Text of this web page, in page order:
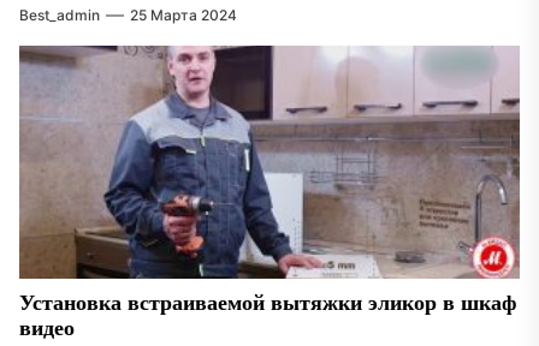
Best_admin 25 Марта 2024
Установка встраиваемой вытяжки эликор в шкаф
видео